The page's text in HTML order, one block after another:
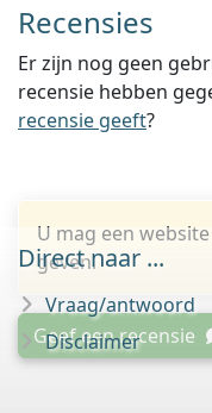
Recensies
Er zijn nog geen
recensie hebben
recensie geeft?
U mag een
geven.
Geef een recensie
Direct naar ...
Vraag/antwoord
Disclaimer